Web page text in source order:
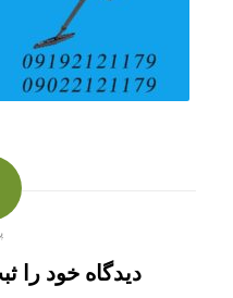
دیدگاه خود را